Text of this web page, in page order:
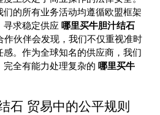
的所有业务活动均遵循欧盟框架
寻求稳定供应 哪里买牛胆汁结石
作伙伴会发现，我们不仅重视准时
。作为全球知名的供应商，我们
全有能力处理复杂的 哪里买牛
石 贸易中的公平规则